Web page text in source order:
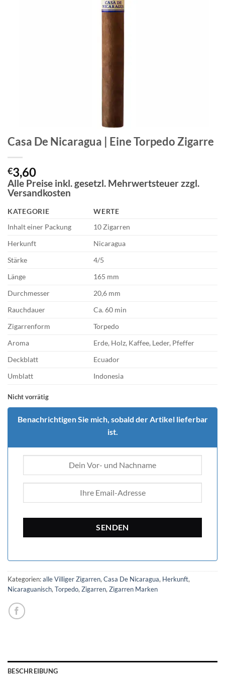
Casa De Nicaragua | Eine Torpedo Zigarre
€3,60
Alle Preise inkl. gesetzl. Mehrwertsteuer zzgl.
Versandkosten
KATEGORIE
WERTE
Inhalt einer Packung
10 Zigarren
Herkunft
Nicaragua
Stärke
4/5
Länge
165 mm
Durchmesser
20,6 mm
Rauchdauer
Ca. 60 min
Zigarrenform
Torpedo
Aroma
Erde, Holz, Kaffee, Leder, Pfeffer
Deckblatt
Ecuador
Umblatt
Indonesia
Nicht vorrätig
Benachrichtigen Sie mich, sobald der Artikel lieferbar
ist.
Kategorien:alle Villiger Zigarren, Casa De Nicaragua, Herkunft,
Nicaraguanisch, Torpedo, Zigarren, Zigarren Marken
BESCHREIBUNG